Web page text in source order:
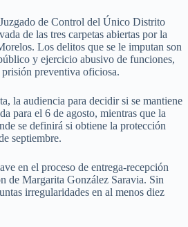
de Control del Único Distrito
de las tres carpetas abiertas por la
Los delitos que se le imputan son
y ejercicio abusivo de funciones,
preventiva oficiosa.
la audiencia para decidir si se mantiene
para el 6 de agosto, mientras que la
se definirá si obtiene la protección
septiembre.
en el proceso de entrega-recepción
de Margarita González Saravia. Sin
irregularidades en al menos diez